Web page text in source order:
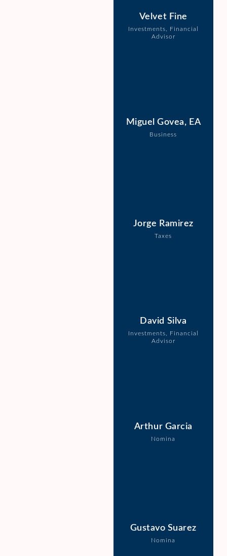
Velvet Fine
Investments, Financial
Advisor
Miguel Govea, EA
Business
Jorge Ramirez
Taxes
David Silva
Investments, Financial
Advisor
Arthur Garcia
Nomina
Gustavo Suarez
Nomina